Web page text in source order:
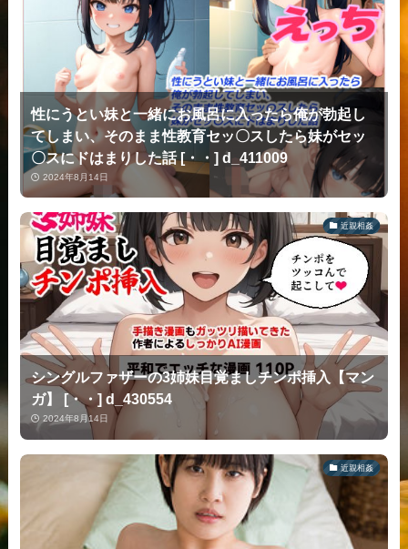
性にうとい妹と一緒にお風呂に入ったら俺が勃起し
てしまい、そのまま性教育セッ〇スしたら妹がセッ
〇スにドはまりした話 [・・] d_411009
2024年8月14日
近親相姦
シングルファザーの3姉妹目覚ましチンポ挿入【マン
ガ】 [・・] d_430554
2024年8月14日
近親相姦